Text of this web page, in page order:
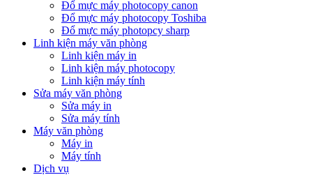
Đổ mực máy photocopy canon
Đổ mực máy photocopy Toshiba
Đổ mực máy photopcy sharp
Linh kiện máy văn phòng
Linh kiện máy in
Linh kiện máy photocopy
Linh kiện máy tính
Sửa máy văn phòng
Sửa máy in
Sửa máy tính
Máy văn phòng
Máy in
Máy tính
Dịch vụ